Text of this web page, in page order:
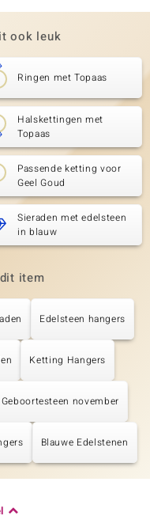
ook leuk
Ringen met Topaas
Halskettingen met
Topaas
Passende ketting voor
Geel Goud
Sieraden met edelsteen
in blauw
item
Edelsteen hangers
Ketting Hangers
Geboortesteen november
Blauwe Edelstenen